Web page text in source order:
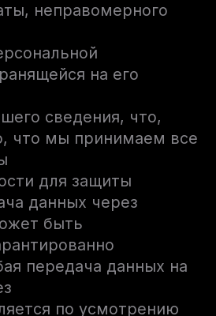
неправомерного
на его
сведения, что,
что мы принимаем все
для защиты
данных через
быть
передача данных на
по усмотрению